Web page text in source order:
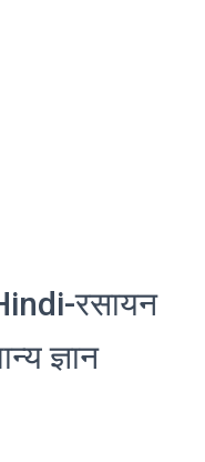
रसायन
ज्ञान